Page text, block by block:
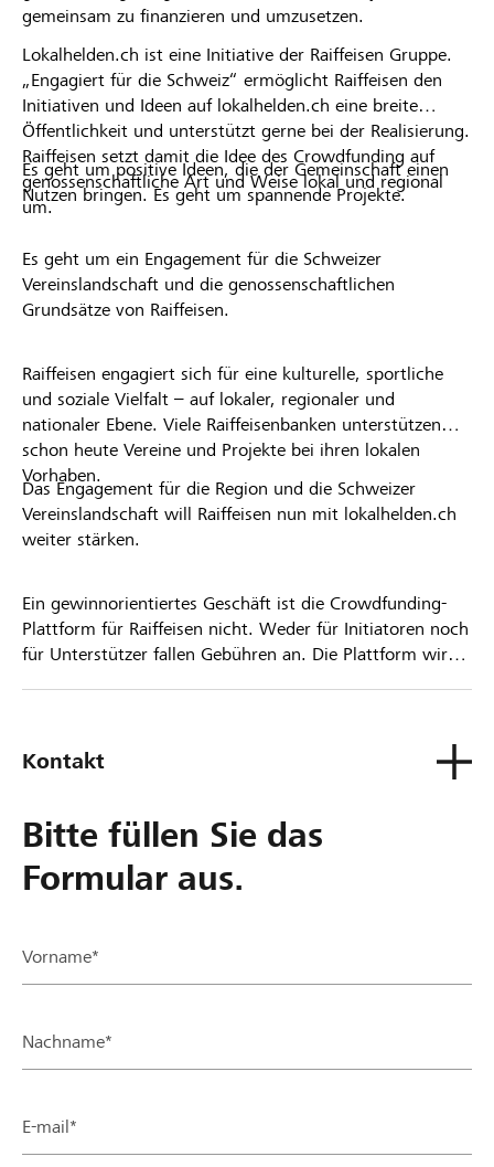
gemeinsam zu finanzieren und umzusetzen.
Lokalhelden.ch ist eine Initiative der Raiffeisen Gruppe.
„Engagiert für die Schweiz“ ermöglicht Raiffeisen den
Initiativen und Ideen auf lokalhelden.ch eine breite
Öffentlichkeit und unterstützt gerne bei der Realisierung.
Raiffeisen setzt damit die Idee des Crowdfunding auf
genossenschaftliche Art und Weise lokal und regional
um.
Es geht um positive Ideen, die der Gemeinschaft einen
Nutzen bringen. Es geht um spannende Projekte.
Es geht um ein Engagement für die Schweizer
Vereinslandschaft und die genossenschaftlichen
Grundsätze von Raiffeisen.
Raiffeisen engagiert sich für eine kulturelle, sportliche
und soziale Vielfalt – auf lokaler, regionaler und
nationaler Ebene. Viele Raiffeisenbanken unterstützen
schon heute Vereine und Projekte bei ihren lokalen
Vorhaben.
Das Engagement für die Region und die Schweizer
Vereinslandschaft will Raiffeisen nun mit lokalhelden.ch
weiter stärken.
Ein gewinnorientiertes Geschäft ist die Crowdfunding-
Plattform für Raiffeisen nicht. Weder für Initiatoren noch
für Unterstützer fallen Gebühren an. Die Plattform wird
Kontakt
Bitte füllen Sie das
Formular aus.
Vorname*
Nachname*
E-mail*